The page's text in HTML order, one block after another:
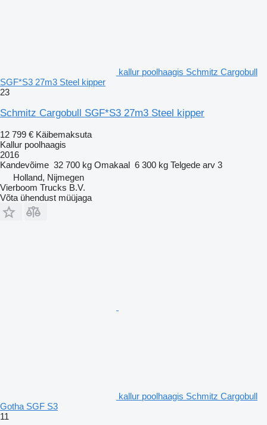
kallur poolhaagis Schmitz Cargobull
SGF*S3 27m3 Steel kipper
23
Schmitz Cargobull SGF*S3 27m3 Steel kipper
12 799 € Käibemaksuta
Kallur poolhaagis
2016
Kandevõime 32 700 kg Omakaal 6 300 kg Telgede arv 3
Holland, Nijmegen
Vierboom Trucks B.V.
Võta ühendust müüjaga
kallur poolhaagis Schmitz Cargobull
Gotha SGF S3
11